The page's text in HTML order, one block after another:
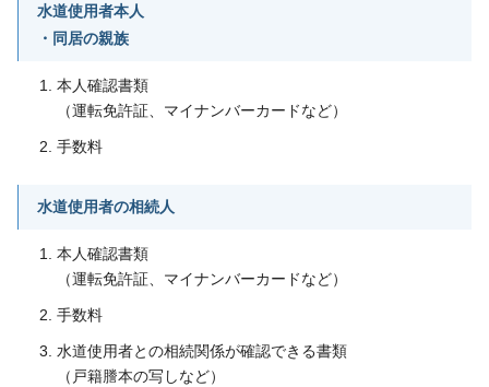
水道使用者本人
・同居の親族
本人確認書類
（運転免許証、マイナンバーカードなど）
手数料
水道使用者の相続人
本人確認書類
（運転免許証、マイナンバーカードなど）
手数料
水道使用者との相続関係が確認できる書類
（戸籍謄本の写しなど）